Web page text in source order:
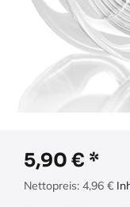
5,90 €
Nettopreis: 4,96 €